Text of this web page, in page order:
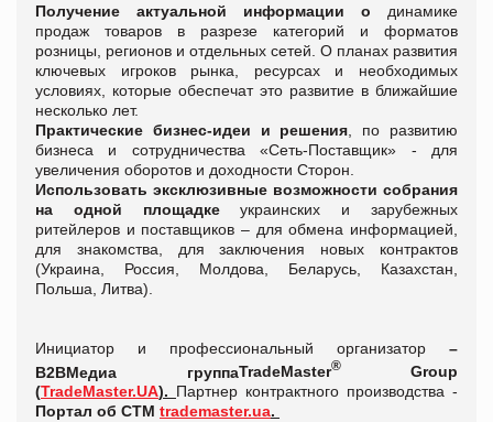
Получение актуальной информации о динамике
продаж товаров в разрезе категорий и форматов
розницы, регионов и отдельных сетей. О планах развития
ключевых игроков рынка, ресурсах и необходимых
условиях, которые обеспечат это развитие в ближайшие
несколько лет.
Практические бизнес-идеи и решения , по развитию
бизнеса и сотрудничества «Сеть-Поставщик» - для
увеличения оборотов и доходности Сторон.
Использовать эксклюзивные возможности собрания
на одной площадкеукраинских и зарубежных
ритейлеров и поставщиков – для обмена информацией,
для знакомства, для заключения новых контрактов
(Украина, Россия, Молдова, Беларусь, Казахстан,
Польша, Литва).
Инициатор и профессиональный организатор –
B2BМедиа группаTradeMaster®Group
(TradeMaster.UA). Партнер контрактного производства -
Портал об СТМ trademaster.ua.